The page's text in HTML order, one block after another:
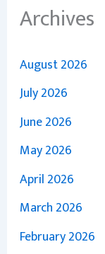
Archives
August 2026
July 2026
June 2026
May 2026
April 2026
March 2026
February 2026